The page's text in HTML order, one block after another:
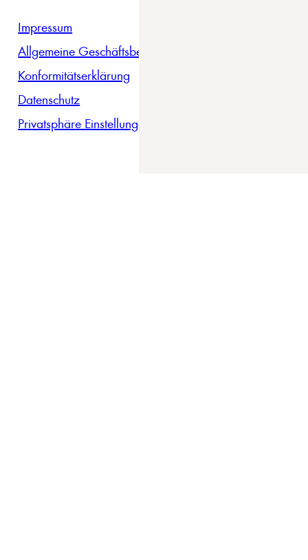
Impressum
Allgemeine Geschäftsbedingungen
Konformitätserklärung
Datenschutz
Privatsphäre Einstellungen